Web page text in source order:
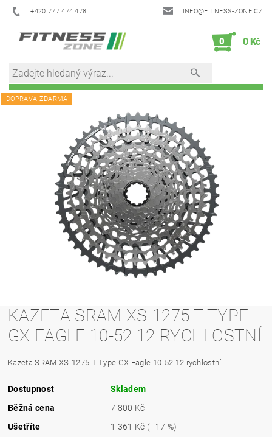
+420 777 474 478 INFO@FITNESS-ZONE.CZ
0 0 Kč
DOPRAVA ZDARMA
KAZETA SRAM XS-1275 T-TYPE
GX EAGLE 10-52 12 RYCHLOSTNÍ
Kazeta SRAM XS-1275 T-Type GX Eagle 10-52 12 rychlostní
Dostupnost
Skladem
Běžná cena
7 800 Kč
Ušetříte
1 361 Kč (–17 %)